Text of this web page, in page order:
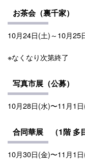
お茶会（裏千家）
10月24日(土)～10月
※なくなり次第終了
写真市展（公募）
10月28日(水)〜11月1
合同華展 （1階 多
10月30日(金)〜11月1